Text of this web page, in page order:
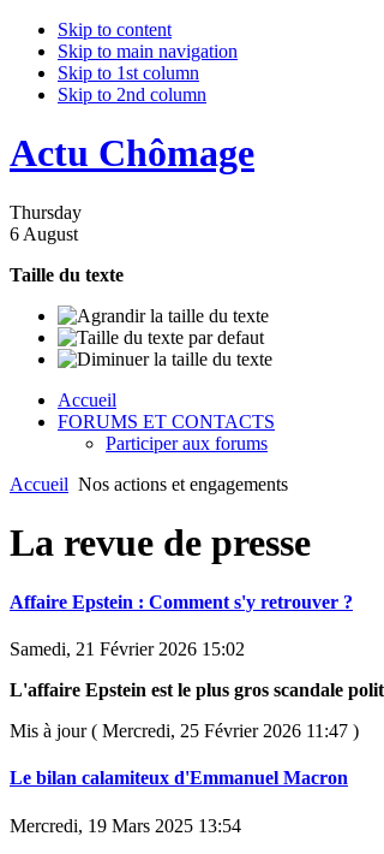
Skip to content
Skip to main navigation
Skip to 1st column
Skip to 2nd column
Actu Chômage
Thursday
6 August
Taille du texte
Accueil
FORUMS ET CONTACTS
Participer aux forums
Accueil Nos actions et engagements
La revue de presse
Affaire Epstein : Comment s'y retrouver ?
Samedi, 21 Février 2026 15:02
L'affaire Epstein est le plus gros scandale
Mis à jour ( Mercredi, 25 Février 2026 11:47 )
Le bilan calamiteux d'Emmanuel Macron
Mercredi, 19 Mars 2025 13:54